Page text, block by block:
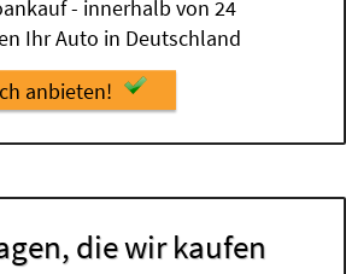
- innerhalb von 24
Ihr Auto in Deutschland
anbieten!
die wir kaufen